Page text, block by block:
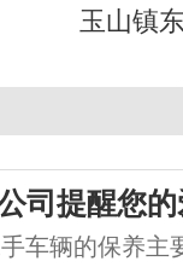
玉山镇
司提醒您
车辆的保养主